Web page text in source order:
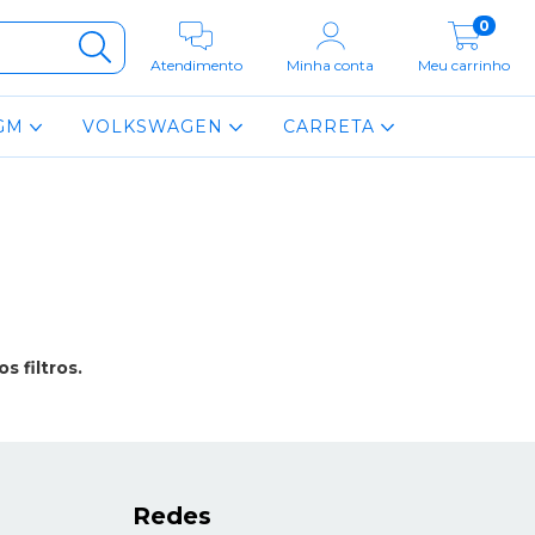
Atendimento Minha conta Meu carrinho
0
VOLKSWAGEN CARRETA
filtros.
Redes